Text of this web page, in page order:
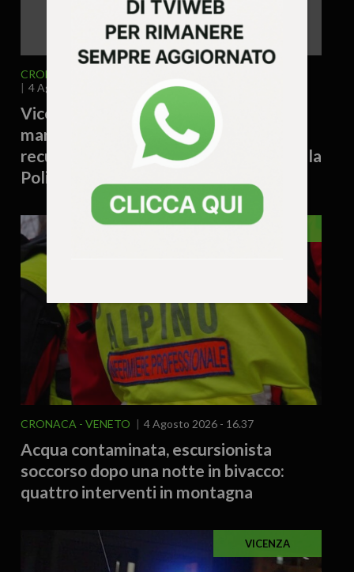
CRONACA
4 Agosto 2026 - 17.19
Vicenza – Tiene cinque piantine di
marijuana sul davanzale di casa:
recuperate dai rifiuti e sequestrate dalla
Polizia Locale
VENETO
CRONACA VENETO 4 Agosto 2026 - 16.37
Acqua contaminata, escursionista
soccorso dopo una notte in bivacco:
quattro interventi in montagna
VICENZA